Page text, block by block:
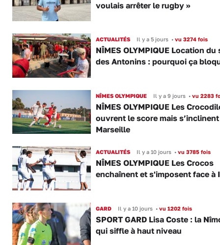
voulais arrêter le rugby »
ACTUALITÉS Il y a 5 jours •vu 3274 fois
NÎMES OLYMPIQUE Location du
des Antonins : pourquoi ça
NÎMES OLYMPIQUE Il y a 9 jours •vu 2283
NÎMES OLYMPIQUE Les
ouvrent le score mais s’inclinent
Marseille
ACTUALITÉS Il y a 10 jours •vu 3785 fois
NÎMES OLYMPIQUE Les Crocos
enchaînent et s'imposent face à
GARD Il y a 10 jours •vu 1202 fois
SPORT GARD Lisa Coste : la
qui siffle à haut niveau